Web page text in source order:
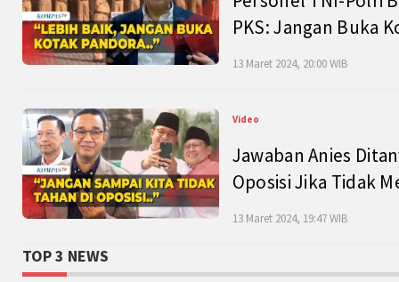
PKS: Jangan Buka
13 Maret 2024, 20:00 WIB
Video
Jawaban Anies
Oposisi Jika Tidak
13 Maret 2024, 19:47 WIB
TOP 3 NEWS